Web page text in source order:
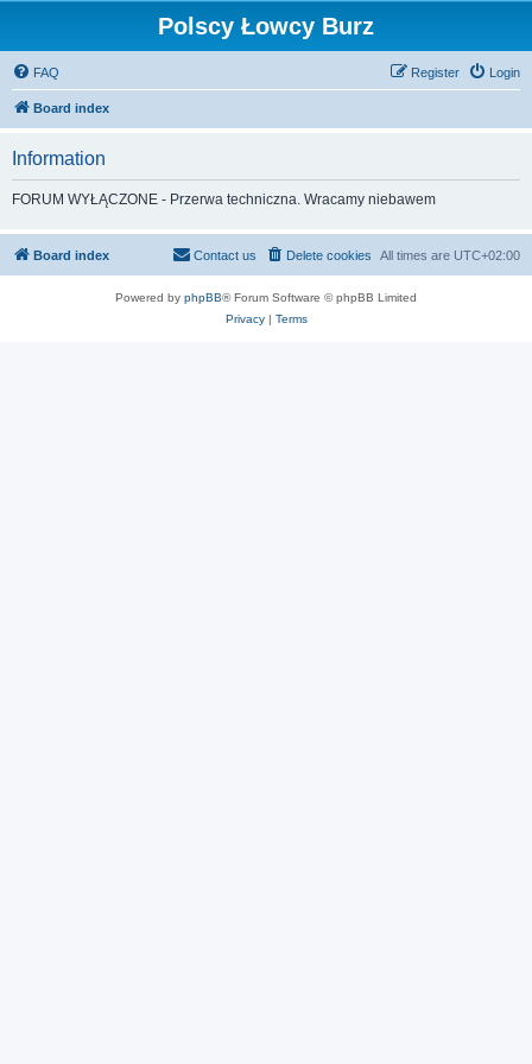
Polscy Łowcy Burz
FAQ Login
Register
Board index
Information
FORUM WYŁĄCZONE - Przerwa techniczna. Wracamy niebawem
Board index All times are UTC+02:00
Delete cookies
Contact us
Powered by phpBB® Forum Software © phpBB Limited
Privacy| Terms